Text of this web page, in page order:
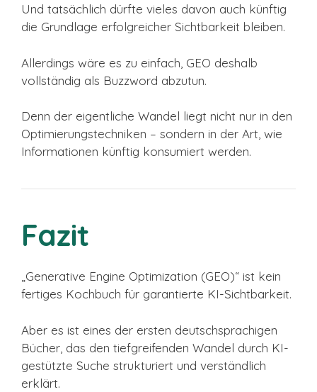
Und tatsächlich dürfte vieles davon auch künftig
die Grundlage erfolgreicher Sichtbarkeit bleiben.
Allerdings wäre es zu einfach, GEO deshalb
vollständig als Buzzword abzutun.
Denn der eigentliche Wandel liegt nicht nur in den
Optimierungstechniken – sondern in der Art, wie
Informationen künftig konsumiert werden.
Fazit
„Generative Engine Optimization (GEO)“ ist kein
fertiges Kochbuch für garantierte KI-Sichtbarkeit.
Aber es ist eines der ersten deutschsprachigen
Bücher, das den tiefgreifenden Wandel durch KI-
gestützte Suche strukturiert und verständlich
erklärt.